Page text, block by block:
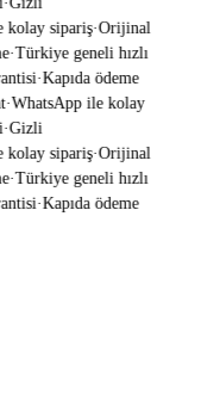
sipariş·Orijinal
·Türkiye geneli hızlı
·Kapıda ödeme
·WhatsApp ile kolay
Gizli
sipariş·Orijinal
·Türkiye geneli hızlı
·Kapıda ödeme